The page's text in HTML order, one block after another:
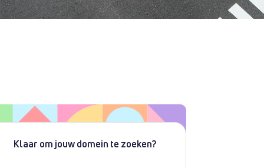
Klaar om jouw domein te zoeken?